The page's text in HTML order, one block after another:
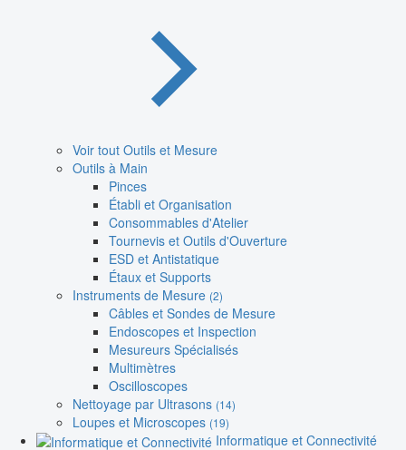
Voir tout Outils et Mesure
Outils à Main
Pinces
Établi et Organisation
Consommables d'Atelier
Tournevis et Outils d'Ouverture
ESD et Antistatique
Étaux et Supports
Instruments de Mesure (2)
Câbles et Sondes de Mesure
Endoscopes et Inspection
Mesureurs Spécialisés
Multimètres
Oscilloscopes
Nettoyage par Ultrasons (14)
Loupes et Microscopes (19)
Informatique et Connectivité